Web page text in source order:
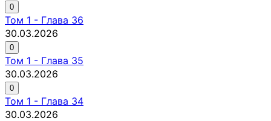
0
Том 1 - Глава 36
30.03.2026
0
Том 1 - Глава 35
30.03.2026
0
Том 1 - Глава 34
30.03.2026